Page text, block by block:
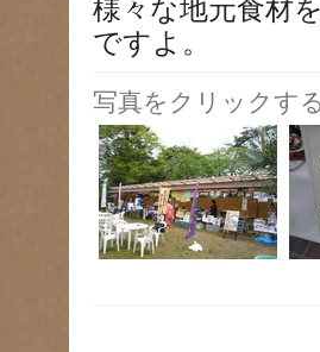
様々な地元食材
ですよ。
写真をクリックす